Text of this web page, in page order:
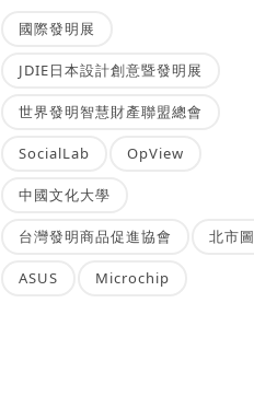
國際發明展
JDIE日本設計創意暨發明展
世界發明智慧財產聯盟總會
SocialLab OpView
中國文化大學
台灣發明商品促進協會 北市圖
ASUS Microchip